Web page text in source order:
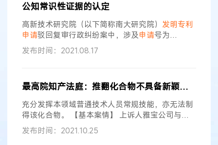
托诉讼代理人：史晶，该局审查员。 上诉人香港某
大学与被上诉人国家知识产权局 发明专利申请驳回
复审行政纠纷一案，涉及
公知常识性证据的认定
高新技术研究院（以下简称南大研究院） 发明专利
申请驳回复审行政纠纷案中，涉及申请号为
201110187700.2、名称为“一种肿瘤靶向性肿瘤坏
死因子相关凋亡配体变体及其应用”的
是技术词典，仅为相应年度的肿瘤研究领域最新成
果合编成卷的综述性质论文集，不属于公知常识证
据。 国家知识产权局作出的第116649号
发布时间：2021.08.17
最高院知产法庭：推翻化合物不具备新颖性推定的举证责任
充分发挥本领域普通技术人员常规技能，亦无法制
得该化合物。 【基本案情】 上诉人雅宝公司与被
上诉人国家知识产权局
纠纷案中，涉及申请号为201080022027.0、名称
发布时间：2021.10.25